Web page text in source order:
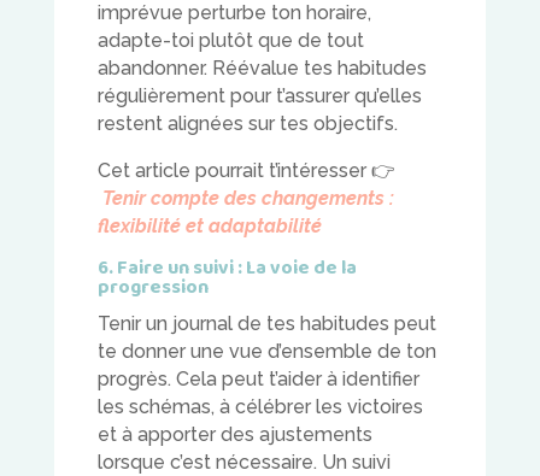
imprévue perturbe ton horaire,
adapte-toi plutôt que de tout
abandonner. Réévalue tes habitudes
régulièrement pour t’assurer qu’elles
restent alignées sur tes objectifs.
Cet article pourrait t’intéresser 👉
Tenir compte des changements :
flexibilité et adaptabilité
6. Faire un suivi : La voie de la
progression
Tenir un journal de tes habitudes peut
te donner une vue d’ensemble de ton
progrès. Cela peut t’aider à identifier
les schémas, à célébrer les victoires
et à apporter des ajustements
lorsque c’est nécessaire. Un suivi